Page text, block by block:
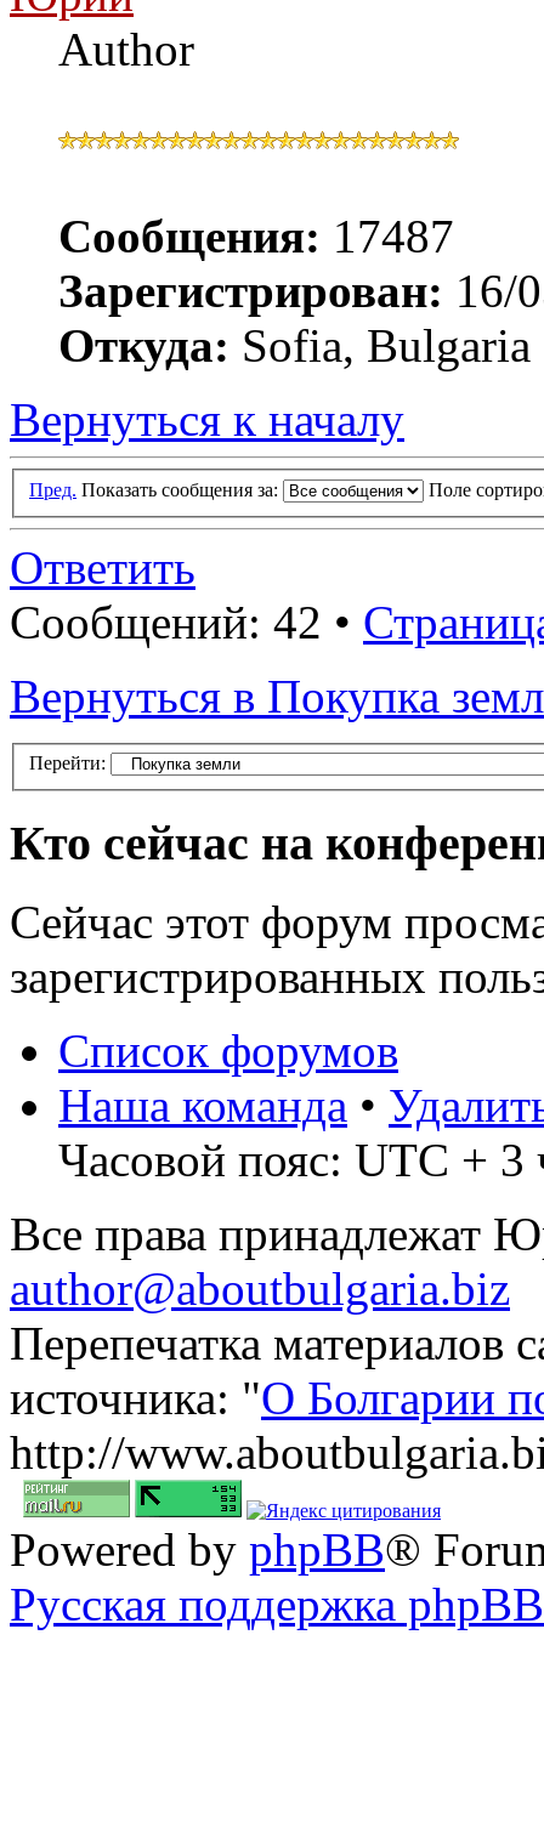
Author
Сообщения: 17487
Зарегистрирован: 16/
Откуда: Sofia, Bulgaria
Вернуться к началу
Пред. Показать сообщения за: Поле
Ответить
Сообщений: 42 •
Вернуться в Покупка
Перейти:
Кто сейчас на
Сейчас этот форум
зарегистрированных
Список форумов
Наша команда •
Часовой пояс: UTC + 3
Все права принадлежат
author@aboutbulgaria.biz
Перепечатка материалов
источника: "О Болгарии
http://
Powered by phpBB®
Русская поддержка phpBB